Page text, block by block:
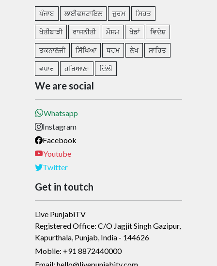
ਪੰਜਾਬ ਲਾਈਫਸਟਾਇਲ ਜੁਰਮ ਸਿਹਤ
ਖੇਤੀਬਾੜੀ ਰਾਜਨੀਤੀ ਮੌਸਮ ਖੇਡਾਂ ਵਿਦੇਸ਼
ਤਕਨਾਲੋਜੀ ਸਿੱਖਿਆ ਧਰਮ ਲੇਖ ਸਾਹਿਤ
ਵਪਾਰ ਹਰਿਆਣਾ ਦਿੱਲੀ
We are social
Whatsapp
Instagram
Facebook
Youtube
Twitter
Get in toutch
Live PunjabiTV
Registered Office: C/O Jagjit Singh Gazipur,
Kapurthala, Punjab, India - 144626
Mobile: +91 8872440000